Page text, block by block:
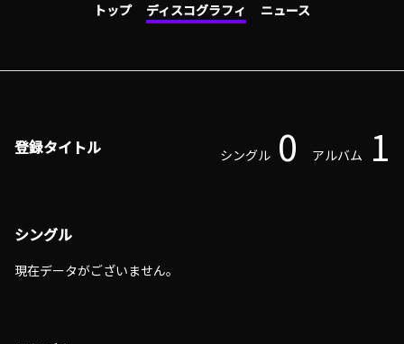
トップ ディスコグラフィ ニュース
登録タイトル シングル 0 アルバム 1
シングル
現在データがございません。